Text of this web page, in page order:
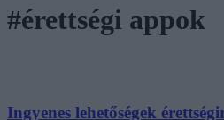
#érettségi appok
Ingyenes lehetőségek